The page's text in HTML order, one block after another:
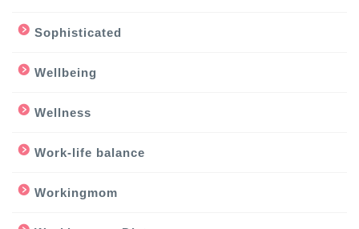
Sophisticated
Wellbeing
Wellness
Work-life balance
Workingmom